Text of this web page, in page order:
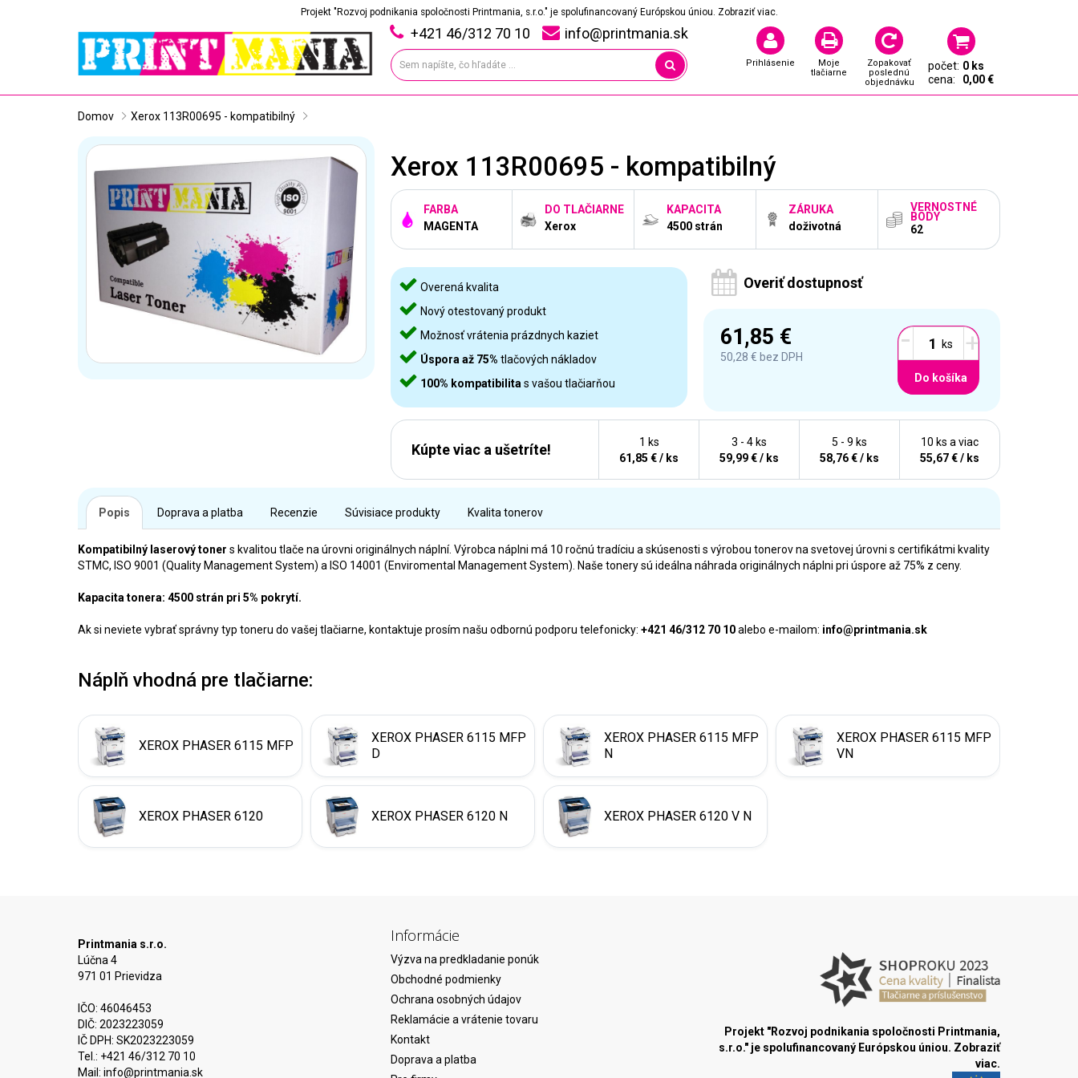
Projekt "Rozvoj podnikania spoločnosti Printmania, s.r.o." je spolufinancovaný Európskou úniou. Zobraziť viac.
+421 46/312 70 10 info@printmania.sk
Prihlásenie
Moje
tlačiarne
Zopakovať
poslednú
objednávku
počet: 0 ks
cena:
0,00 €
Domov Xerox 113R00695 - kompatibilný
Xerox 113R00695 - kompatibilný
FARBA
MAGENTA
DO TLAČIARNE
Xerox
KAPACITA
4500 strán
ZÁRUKA
doživotná
VERNOSTNÉ
BODY
62
Overená kvalita
Nový otestovaný produkt
Možnosť vrátenia prázdnych kaziet
Úspora až 75% tlačových nákladov
100% kompatibilita s vašou tlačiarňou
Overiť dostupnosť
61,85 €
50,28 € bez DPH - +
Do košíka
Kúpte viac a ušetríte!
10 ks a viac
55,67 € / ks
5 - 9 ks
58,76 € / ks
3 - 4 ks
59,99 € / ks
1 ks
61,85 € / ks
Popis Doprava a platba Recenzie Súvisiace produkty Kvalita tonerov
Kompatibilný laserový toner s kvalitou tlače na úrovni originálnych náplní. Výrobca náplni má 10 ročnú tradíciu a skúsenosti s výrobou tonerov na svetovej úrovni s certifikátmi kvality
STMC, ISO 9001 (Quality Management System) a ISO 14001 (Enviromental Management System). Naše tonery sú ideálna náhrada originálnych náplni pri úspore až 75% z ceny.
Kapacita tonera: 4500 strán pri 5% pokrytí.
Ak si neviete vybrať správny typ toneru do vašej tlačiarne, kontaktuje prosím našu odbornú podporu telefonicky: +421 46/312 70 10alebo e-mailom: info@printmania.sk
Náplň vhodná pre tlačiarne:
XEROX PHASER 6115 MFP
XEROX PHASER 6115 MFP
D
XEROX PHASER 6115 MFP
N
XEROX PHASER 6115 MFP
VN
XEROX PHASER 6120 XEROX PHASER 6120 N XEROX PHASER 6120 V N
Printmania s.r.o.
Lúčna 4
971 01 Prievidza
IČO: 46046453
DIČ: 2023223059
IČ DPH: SK2023223059
Tel.: +421 46/312 70 10
Mail: info@printmania.sk
Informácie
Výzva na predkladanie ponúk
Obchodné podmienky
Ochrana osobných údajov
Reklamácie a vrátenie tovaru
Kontakt
Doprava a platba
Projekt "Rozvoj podnikania spoločnosti Printmania,
s.r.o." je spolufinancovaný Európskou úniou. Zobraziť
viac.